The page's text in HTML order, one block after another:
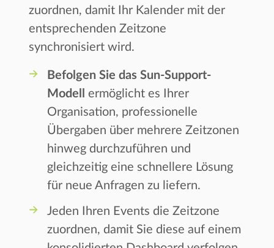
zuordnen, damit Ihr Kalender mit der
entsprechenden Zeitzone
synchronisiert wird.
Befolgen Sie das Sun-Support-
Modellermöglicht es Ihrer
Organisation, professionelle
Übergaben über mehrere Zeitzonen
hinweg durchzuführen und
gleichzeitig eine schnellere Lösung
für neue Anfragen zu liefern.
Jeden Ihren Events die Zeitzone
zuordnen, damit Sie diese auf einem